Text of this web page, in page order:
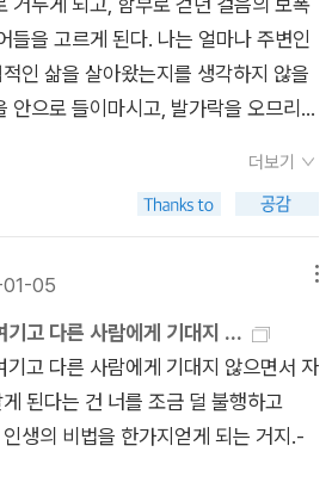
적으로 승화한 작품인데, 불교에 대한
슬픔과 체념이 잘 전달되었다. 그날 윤
속에는 무엇이 들어있었을까? 무언가
그 속에 추억이 담겨져 있기 때문이다.
이 깊게 남는 작품들이었다. 앞으로
같다... 하지만...아직 안읽은 한강 작
.
서 한강이 전하고 싶은 게 이런 것이었
살아났다. 부재로 존재하는 것, 그것이
그것이었다. 사라졌다고 사라지는 게
냐고 누군가 물은 적이 있지. 그때 나는
사람은 어깨만 보면 알 수 있잖아. 긴
우면 움츠러들고 당당할 때면 활짝 넓
만나기 전, 목덜미와 어깨 사이가 쪼개
로 그 자리를 짚어 주무르면서 생각하
으면. 나직한 오월의 바람 소리였으면.
도(鋪道)를 걸을 때였다. 길이 갑자기
싹 가까워졌지. 기억나? 당신의 마른
힌 순간, 외로운 흰 뼈들이 달그랑, 먼
『내 여자의 열매』 속 「어깨뼈」)『디
우지도 않고, 자극적인 말이 오고 가
묘한 어긋남을 섬세하게 그려낸 다른
은 조금 더 요란하다. 신혼인 산지브
는 것은 언어의 부재도 대화의 단절
생각한다. 미국에서 어느 정
아내가 필요하다는 어머니의 말을 듣고,
기로 한 것은 그녀가 “적절히 높은 카
를 받게 될(235p)” 자신과 어울린다
나 그들의 신혼은 서로가 너무나 다르
었다. 결혼은 자신의 생활 속에 다른
나와 부딪힐 가능성을 가진 타인을 들
삶을 살아간 부모와 외삼촌 때문이었을
기, 특히 손에 집착한다. 그러다가 첫
를 보게 된다. 100킬로그램의 거구에다
외모였지만 그는 그녀에게, 특히 그녀
녀에게 자신의 라이프캐스팅 모델이 되
로부터 격멸의 시선을 받던 L은 그의
된다. 이후 그녀는 손 뿐만 아니라 몸
가 만들어준 고통 속에서 그녀는 울고
해줄 수 있는 것이 없었다. 기껏 할 수
잘 굳을 때까지 고통을 연장시켜주는
그녀의 몸 위로, 마치 그 거대한 흰
그녀의 조그만 얼굴이 솟아 있었다.
마다 그녀의 처진 뺨이 흔들거렸다.]
을 뜬 L은 다른 사람의 사랑을 갈구하
향해 가는 식물의 춤_강지희흰 꽃 <하
- 수록 작품 발표 지면
갑고 투명하고 무겁고 두렵다. 이 흰
초혼(招魂) 혹은 진혼(鎭魂)을 하고 있
위기나 정서 때문에 낯설고 불편한 순
해보면, 죽음들의 상황과 증언을 은폐했
다. 반복되는 초혼과 진혼은 어두운 현
로 한 걸
다고”, “그 소설을 눈부시게 투명한
각한 작가 앞에 막아선 것은 아직 따
빽한 흰색이라고 할 수 있을까? 망월
에서 벌판을 채우던 성근 눈. 그것들은
명처럼 다가온다. 꿈은 파도에 휩쓸려
무사할 때 쓰라고 한다. “거대하고 육
눈 것 같은 전율 속에서(『작별하지 않
다. 시간이 없다고, 써야한다고. 카
들을 고르게 된다. 나는 얼마나 주변인
인 삶을 살아왔는지를 생각하지 않을
안으로 들이마시고, 발가락을 오므리고
두 부부. 아파트가 답답해서 살 수 없다
피가 흐르는 깡마른 몸뚱이를 더 이상
얹으며 짜증을 낸다. 오래전 지
기억났다. 대학생인 딸아이와 가볍게
으로 말고 있던 쌀알크기의 휴지조각
게 우연히 딸의 머리에 맞았고, 화가 난
다고 했다. 쌀알 만 한 휴지조각이고
명하는 남편에게 “돌을 들고 있었으면
더보기
05
기고 다른 사람에게 기대지 ...
기고 다른 사람에게 기대지 않으면서 자
된다는 건 너를 조금 덜 불행하고
생의 비법을 한가지얻게 되는 거지.-